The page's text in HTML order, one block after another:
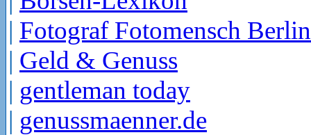
| Fotograf Fotomensch Berlin
| Geld & Genuss
| gentleman today
| genussmaenner.de